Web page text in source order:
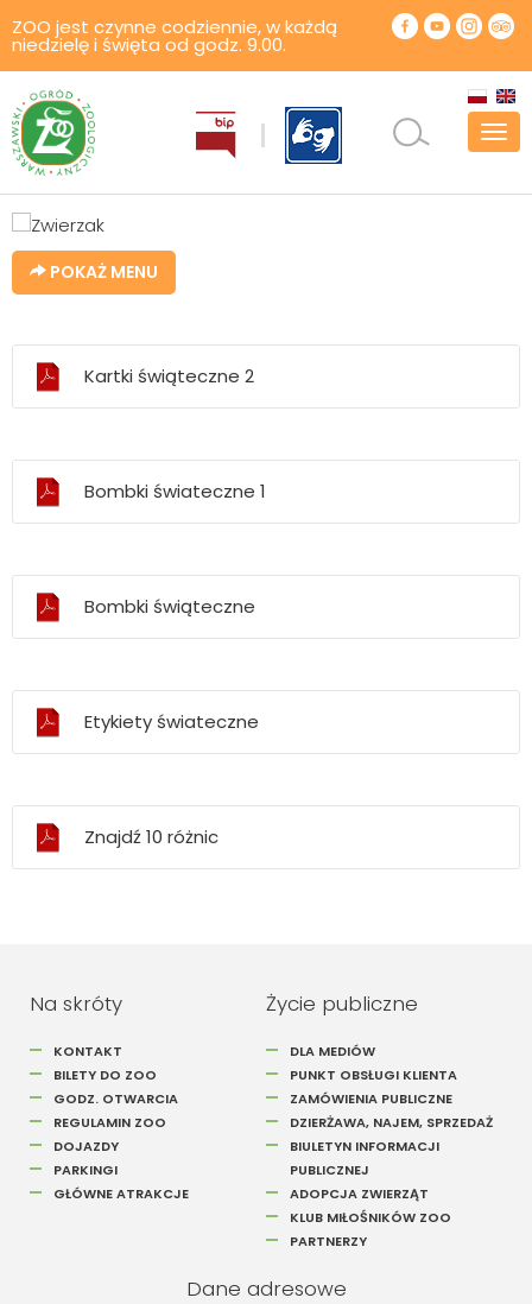
Szukaj
ZOO jest czynne codziennie, w każdą
niedzielę i święta od godz. 9.00.
POKAŻ MENU
Kartki świąteczne 2
Bombki świateczne 1
Bombki świąteczne
Etykiety świateczne
Znajdź 10 różnic
Na skróty
KONTAKT
BILETY DO ZOO
GODZ. OTWARCIA
REGULAMIN ZOO
DOJAZDY
PARKINGI
GŁÓWNE ATRAKCJE
Życie publiczne
DLA MEDIÓW
PUNKT OBSŁUGI KLIENTA
ZAMÓWIENIA PUBLICZNE
DZIERŻAWA, NAJEM, SPRZEDAŻ
BIULETYN INFORMACJI
PUBLICZNEJ
ADOPCJA ZWIERZĄT
KLUB MIŁOŚNIKÓW ZOO
PARTNERZY
Dane adresowe